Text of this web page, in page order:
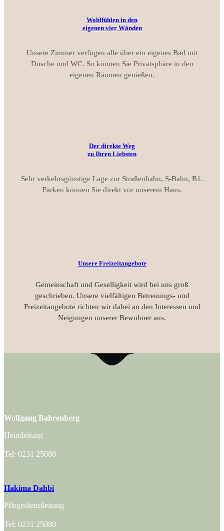
Wohlfühlen in den
eigenen vier Wänden
Unsere Zimmer verfügen alle über ein eigenes Bad mit
Dusche und WC. So können Sie Privatsphäre in den
eigenen Räumen genießen.
Der direkte Weg
zu Ihren Liebsten
Sehr verkehrsgünstige Lage zur Straßenbahn, S-Bahn, B1.
Parken können Sie direkt vor unserem Haus.
Unsere Freizeitangebote
Gemeinschaft und Geselligkeit wird bei uns groß
geschrieben. Unsere vielfältigen Betreuungs- und
Freizeitangebote richten wir dabei an den Interessen und
Neigungen unserer Bewohner aus.
Wolfgang Bahrenberg
Heimleitung
Tel: 0231 25080
Hakima Dahbi
Pflegedienstleitung
Tel: 0231 25080